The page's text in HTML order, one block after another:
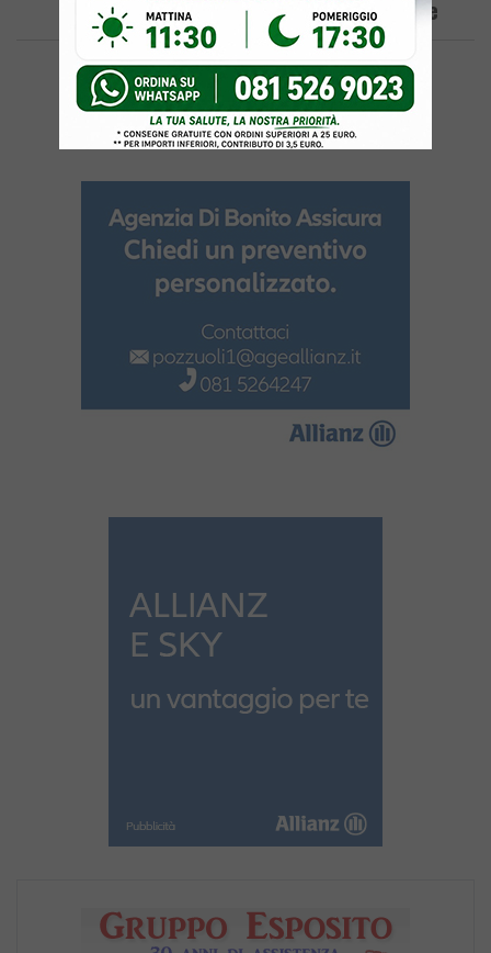
Oltre 50 Chili Di Verze E Cipolle